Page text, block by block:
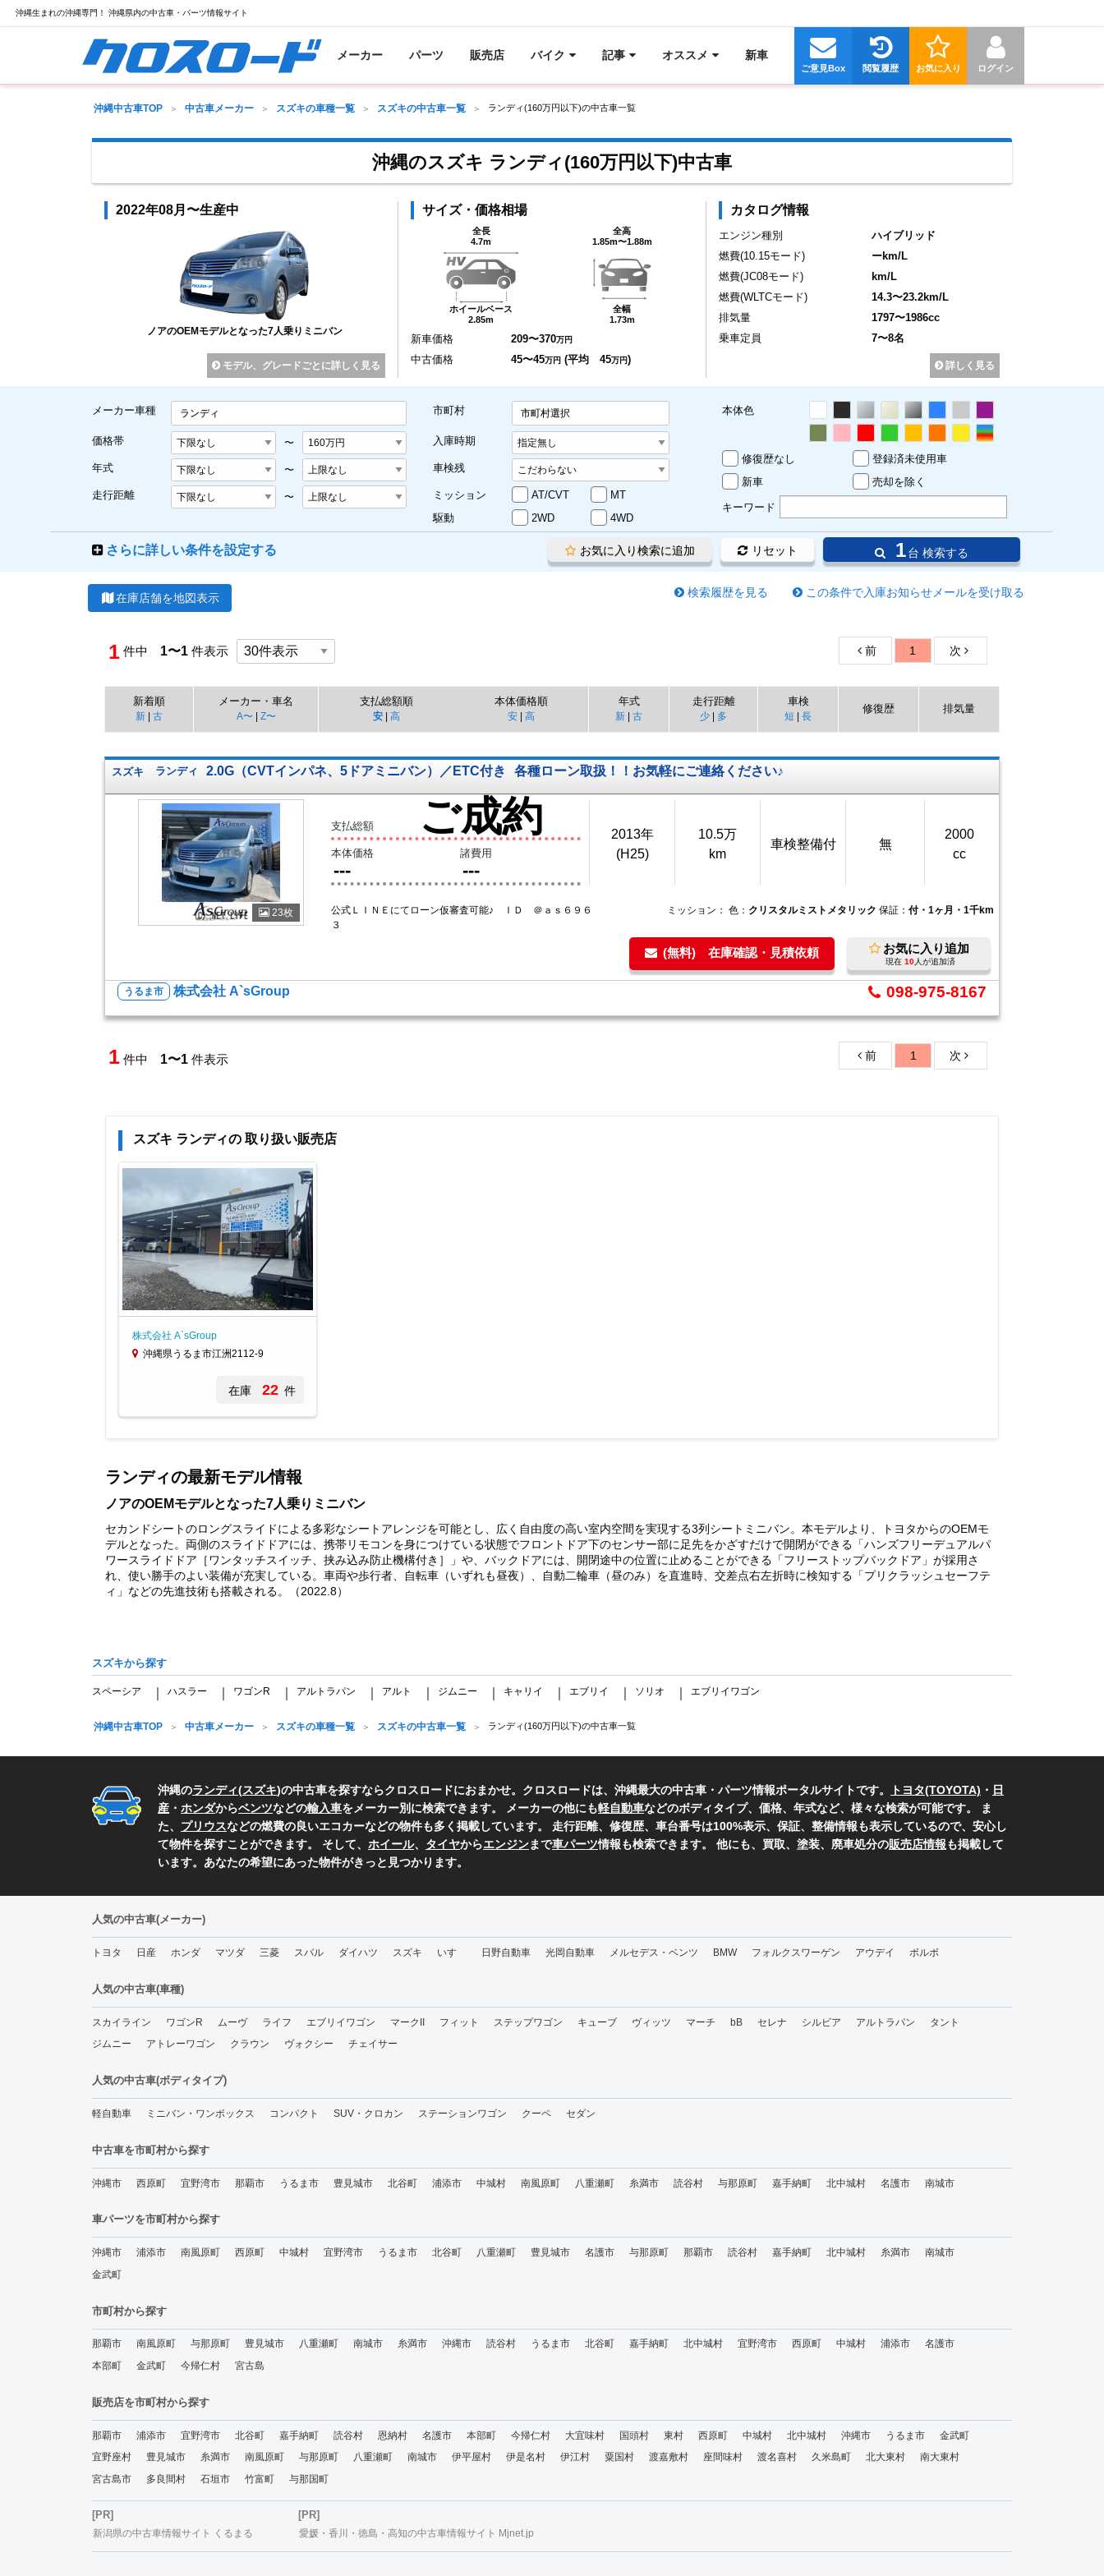
沖縄生まれの沖縄専門！ 沖縄県内の中古車・パーツ情報サイト
メーカー パーツ 販売店 バイク 記事 オススメ 新車
ログイン
お気に入り
閲覧履歴
ご意見Box
沖縄中古車TOP 中古車メーカー スズキの車種一覧 スズキの中古車一覧 ランディ(160万円以下)の中古車一覧
沖縄のスズキ ランディ(160万円以下)中古車
2022年08月〜生産中
ノアのOEMモデルとなった7人乗りミニバン
モデル、グレードごとに詳しく見る
サイズ・価格相場
全長
4.7m
ホイールベース
2.85m
全高
1.85m〜1.88m
全幅
1.73m
新車価格 209〜370万円
中古価格 45〜45万円 (平均 45万円)
カタログ情報
エンジン種別
ハイブリッド
燃費(10.15モード)
ーkm/L
燃費(JC08モード)
km/L
燃費(WLTCモード)
14.3〜23.2km/L
排気量
1797〜1986cc
乗車定員
7〜8名
詳しく見る
メーカー車種 ランディ
価格帯 〜
年式 〜
走行距離 〜
市町村 市町村選択
入庫時期
車検残
ミッション AT/CVT
MT
駆動
2WD 4WD
本体色
修復歴なし
登録済未使用車
新車
売却を除く
キーワード
さらに詳しい条件を設定する 1台 検索する
リセット
お気に入り検索に追加
在庫店舗を地図表示 この条件で入庫お知らせメールを受け取る
検索履歴を見る
1 件中 1〜1 件表示 前 1 次
新着順
新 | 古
メーカー・車名
A〜| Z〜
支払総額順
安| 高
本体価格順
安| 高
年式
新 | 古
走行距離
少 | 多
車検
短 | 長
修復歴 排気量
スズキ ランディ 2.0G（CVTインパネ、5ドアミニバン）／ETC付き 各種ローン取扱！！お気軽にご連絡ください♪
23枚
支払総額 ご成約
本体価格
---
諸費用
---
2013年
(H25)
10.5万
km
車検整備付 無
2000
cc
公式ＬＩＮＥにてローン仮審査可能♪ ＩＤ ＠ａｓ６９６
３
ミッション： 色： クリスタルミストメタリック 保証： 付・1ヶ月・1千km
(無料) 在庫確認・見積依頼 お気に入り追加
現在 10人が追加済
うるま市 株式会社 A`sGroup 098-975-8167
1 件中 1〜1 件表示 前 1 次
スズキ ランディの 取り扱い販売店
株式会社 A`sGroup
沖縄県うるま市江洲2112-9
在庫 22 件
1
ランディの最新モデル情報
ノアのOEMモデルとなった7人乗りミニバン
セカンドシートのロングスライドによる多彩なシートアレンジを可能とし、広く自由度の高い室内空間を実現する3列シートミニバン。本モデルより、トヨタからのOEMモ
デルとなった。両側のスライドドアには、携帯リモコンを身につけている状態でフロントドア下のセンサー部に足先をかざすだけで開閉ができる「ハンズフリーデュアルパ
ワースライドドア［ワンタッチスイッチ、挟み込み防止機構付き］」や、バックドアには、開閉途中の位置に止めることができる「フリーストップバックドア」が採用さ
れ、使い勝手のよい装備が充実している。車両や歩行者、自転車（いずれも昼夜）、自動二輪車（昼のみ）を直進時、交差点右左折時に検知する「プリクラッシュセーフテ
ィ」などの先進技術も搭載される。（2022.8）
スズキから探す
スペーシア ハスラー ワゴンR アルトラパン アルト ジムニー キャリイ エブリイ ソリオ エブリイワゴン
沖縄中古車TOP 中古車メーカー スズキの車種一覧 スズキの中古車一覧 ランディ(160万円以下)の中古車一覧
沖縄のランディ(スズキ)の中古車を探すならクロスロードにおまかせ。クロスロードは、沖縄最大の中古車・パーツ情報ポータルサイトです。 トヨタ(TOYOTA) ・ 日
産 ・ ホンダからベンツなどの輸入車をメーカー別に検索できます。 メーカーの他にも軽自動車などのボディタイプ、価格、年式など、様々な検索が可能です。 ま
た、 プリウスなどの燃費の良いエコカーなどの物件も多く掲載しています。 走行距離、修復歴、車台番号は100%表示、保証、整備情報も表示しているので、安心し
て物件を探すことができます。 そして、 ホイール、 タイヤからエンジンまで車パーツ情報も検索できます。 他にも、買取、塗装、廃車処分の販売店情報も掲載して
います。あなたの希望にあった物件がきっと見つかります。
人気の中古車(メーカー)
トヨタ 日産 ホンダ マツダ 三菱 スバル ダイハツ スズキ いすゞ 日野自動車 光岡自動車 メルセデス・ベンツ BMW フォルクスワーゲン アウデイ ボルボ
人気の中古車(車種)
スカイライン ワゴンR ムーヴ ライフ エブリイワゴン マークII フィット ステップワゴン キューブ ヴィッツ マーチ bB セレナ シルビア アルトラパン
タント
ジムニー
アトレーワゴン クラウン ヴォクシー チェイサー
人気の中古車(ボディタイプ)
軽自動車 ミニバン・ワンボックス コンパクト SUV・クロカン ステーションワゴン クーペ セダン
中古車を市町村から探す
沖縄市 西原町 宜野湾市 那覇市 うるま市 豊見城市 北谷町 浦添市 中城村 南風原町 八重瀬町 糸満市 読谷村 与那原町 嘉手納町 北中城村 名護市 南城市
車パーツを市町村から探す
沖縄市 浦添市 南風原町 西原町 中城村 宜野湾市 うるま市 北谷町 八重瀬町 豊見城市 名護市 与那原町 那覇市 読谷村 嘉手納町 北中城村 糸満市
南城市
金武町
市町村から探す
那覇市 南風原町 与那原町 豊見城市 八重瀬町 南城市 糸満市 沖縄市 読谷村 うるま市 北谷町 嘉手納町 北中城村 宜野湾市 西原町 中城村 浦添市
名護市
本部町
金武町 今帰仁村 宮古島
販売店を市町村から探す
那覇市 浦添市 宜野湾市 北谷町 嘉手納町 読谷村 恩納村 名護市 本部町 今帰仁村 大宜味村 国頭村 東村 西原町 中城村 北中城村 沖縄市 うるま市
金武町
宜野座村
豊見城市 糸満市 南風原町 与那原町 八重瀬町 南城市 伊平屋村 伊是名村 伊江村 粟国村 渡嘉敷村 座間味村 渡名喜村 久米島町 北大東村
南大東村
宮古島市
多良間村 石垣市 竹富町 与那国町
[PR]
新潟県の中古車情報サイト くるまる
[PR]
愛媛・香川・徳島・高知の中古車情報サイト Mjnet.jp